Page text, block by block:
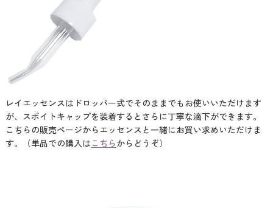
レイエッセンスはドロッパー式でそのままでもお使いいただけます
が、スポイトキャップを装着するとさらに丁寧な滴下ができます。
こちらの販売ページからエッセンスと一緒にお買い求めいただけま
す。（単品での購入はこちらからどうぞ）